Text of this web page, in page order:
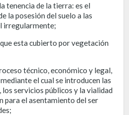
tenencia de la tierra: es el
la posesión del suelo a las
irregularmente;
esta cubierto por vegetación
técnico, económico y legal,
el cual se introducen las
servicios públicos y la vialidad
para el asentamiento del ser